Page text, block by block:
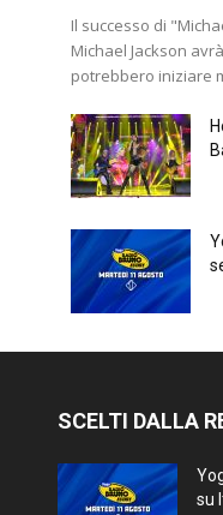
Il successo di
Michael Jackson
potrebbero iniziare
SCELTI DALLA
su